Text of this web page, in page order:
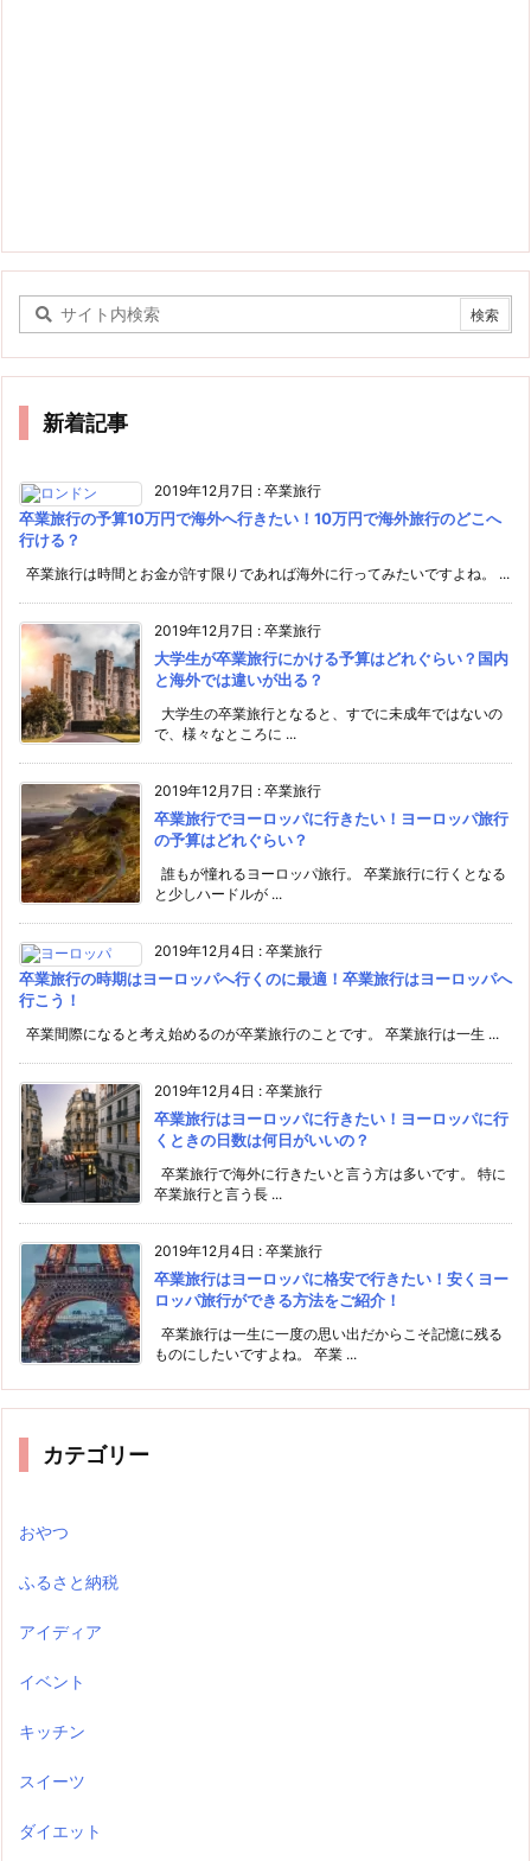
新着記事
2019年12月7日 : 卒業旅行
卒業旅行の予算10万円で海外へ行きたい！10万円で海外旅行のどこへ
行ける？
卒業旅行は時間とお金が許す限りであれば海外に行ってみたいですよね。 ...
2019年12月7日 : 卒業旅行
大学生が卒業旅行にかける予算はどれぐらい？国内
と海外では違いが出る？
大学生の卒業旅行となると、すでに未成年ではないの
で、様々なところに ...
2019年12月7日 : 卒業旅行
卒業旅行でヨーロッパに行きたい！ヨーロッパ旅行
の予算はどれぐらい？
誰もが憧れるヨーロッパ旅行。 卒業旅行に行くとなる
と少しハードルが ...
2019年12月4日 : 卒業旅行
卒業旅行の時期はヨーロッパへ行くのに最適！卒業旅行はヨーロッパへ
行こう！
卒業間際になると考え始めるのが卒業旅行のことです。 卒業旅行は一生 ...
2019年12月4日 : 卒業旅行
卒業旅行はヨーロッパに行きたい！ヨーロッパに行
くときの日数は何日がいいの？
卒業旅行で海外に行きたいと言う方は多いです。 特に
卒業旅行と言う長 ...
2019年12月4日 : 卒業旅行
卒業旅行はヨーロッパに格安で行きたい！安くヨー
ロッパ旅行ができる方法をご紹介！
卒業旅行は一生に一度の思い出だからこそ記憶に残る
ものにしたいですよね。 卒業 ...
カテゴリー
おやつ
ふるさと納税
アイディア
イベント
キッチン
スイーツ
ダイエット